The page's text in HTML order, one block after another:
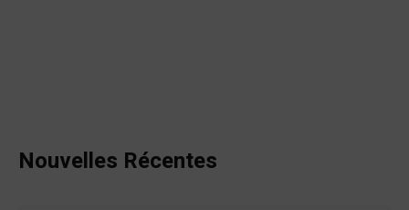
Nouvelles Récentes